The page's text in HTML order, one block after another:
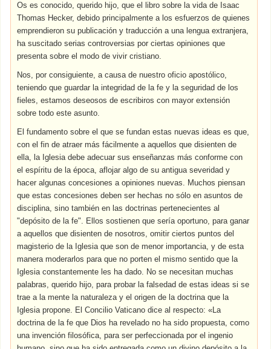
Os es conocido, querido hijo, que el libro sobre la vida de Isaac
Thomas Hecker, debido principalmente a los esfuerzos de quienes
emprendieron su publicación y traducción a una lengua extranjera,
ha suscitado serias controversias por ciertas opiniones que
presenta sobre el modo de vivir cristiano.
Nos, por consiguiente, a causa de nuestro oficio apostólico,
teniendo que guardar la integridad de la fe y la seguridad de los
fieles, estamos deseosos de escribiros con mayor extensión
sobre todo este asunto.
El fundamento sobre el que se fundan estas nuevas ideas es que,
con el fin de atraer más fácilmente a aquellos que disienten de
ella, la Iglesia debe adecuar sus enseñanzas más conforme con
el espíritu de la época, aflojar algo de su antigua severidad y
hacer algunas concesiones a opiniones nuevas. Muchos piensan
que estas concesiones deben ser hechas no sólo en asuntos de
disciplina, sino también en las doctrinas pertenecientes al
"depósito de la fe". Ellos sostienen que sería oportuno, para ganar
a aquellos que disienten de nosotros, omitir ciertos puntos del
magisterio de la Iglesia que son de menor importancia, y de esta
manera moderarlos para que no porten el mismo sentido que la
Iglesia constantemente les ha dado. No se necesitan muchas
palabras, querido hijo, para probar la falsedad de estas ideas si se
trae a la mente la naturaleza y el origen de la doctrina que la
Iglesia propone. El Concilio Vaticano dice al respecto: «La
doctrina de la fe que Dios ha revelado no ha sido propuesta, como
una invención filosófica, para ser perfeccionada por el ingenio